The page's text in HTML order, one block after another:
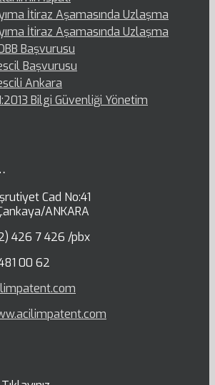
İtiraz Aşamasında Uzlaşma
İtiraz Aşamasında Uzlaşma
Başvurusu
Başvurusu
Ankara
Bilgi Güvenliği Yönetim
Cad No:41
Çankaya/ANKARA
426 7 426 /pbx
00 62